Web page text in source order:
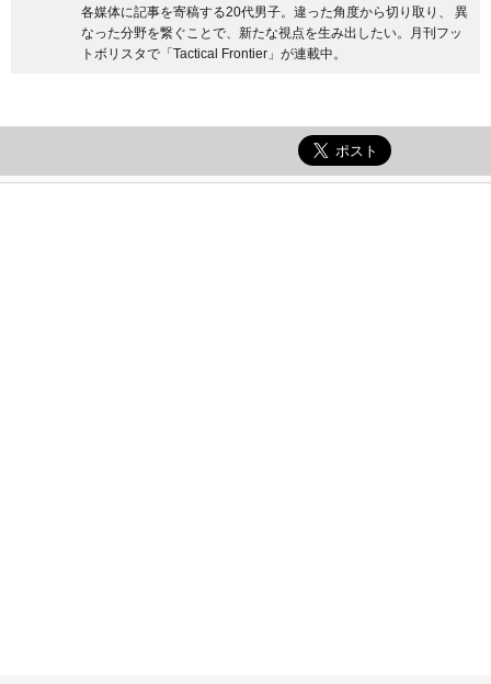
各媒体に記事を寄稿する20代男子。違った角度から切り取り、 異
なった分野を繋ぐことで、新たな視点を生み出したい。月刊フッ
トボリスタで「Tactical Frontier」が連載中。